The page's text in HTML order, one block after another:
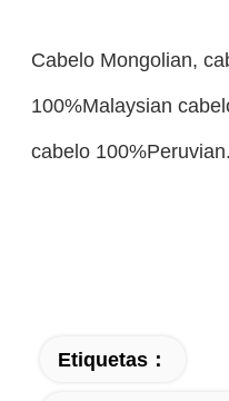
Cabelo Mongolian,
100%Malaysian
cabelo 100%Peruvian.
Etiquetas：